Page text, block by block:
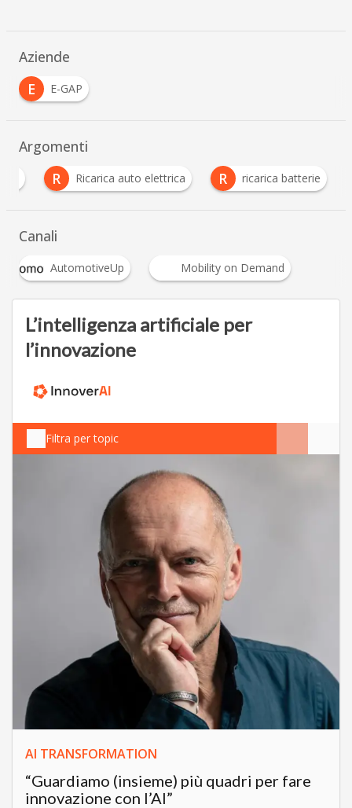
Aziende
E
E-GAP
Argomenti
R Ricarica auto elettrica R ricarica batterie
Canali
AutomotiveUp Mobility on Demand
L’intelligenza artificiale per
l’innovazione
Filtra per topic
AI TRANSFORMATION
“Guardiamo (insieme) più quadri per fare
innovazione con l’AI”